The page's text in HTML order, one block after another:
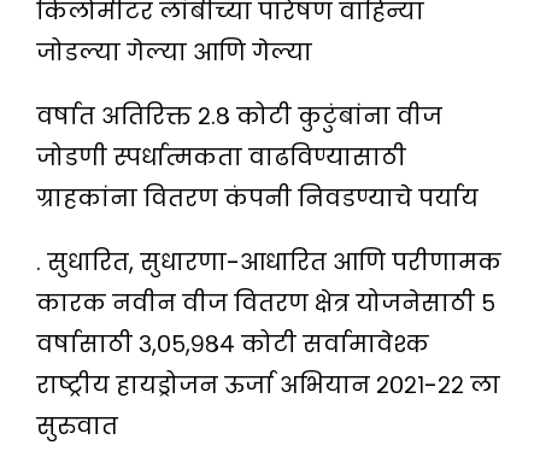
किलोमीटर लांबीच्या पारेषण वाहिन्या
जोडल्या गेल्या आणि गेल्या
वर्षात अतिरिक्त २.८ कोटी कुटुंबांना वीज
जोडणी स्पर्धात्मकता वाढविण्यासाठी
ग्राहकांना वितरण कंपनी निवडण्याचे पर्याय
. सुधारित, सुधारणा-आधारित आणि परीणामक
कारक नवीन वीज वितरण क्षेत्र योजनेसाठी ५
वर्षासाठी ३,०५,९८४ कोटी सर्वामावेश्क
राष्ट्रीय हायड्रोजन ऊर्जा अभियान २०२१-२२ ला
सुरुवात